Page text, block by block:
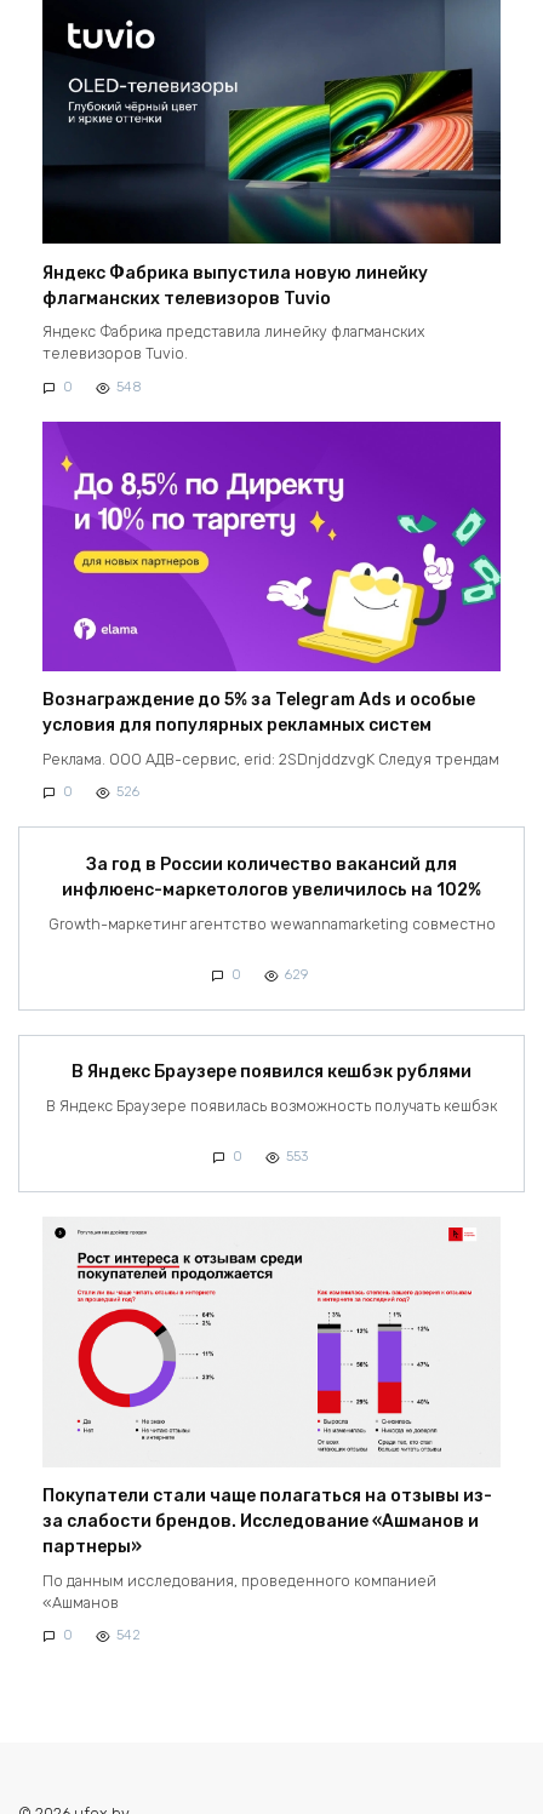
Яндекс Фабрика выпустила новую линейку
флагманских телевизоров Tuvio
Яндекс Фабрика представила линейку флагманских
телевизоров Tuvio.
0 548
Вознаграждение до 5% за Telegram Ads и особые
условия для популярных рекламных систем
Реклама. ООО АДВ-сервис, erid: 2SDnjddzvgK Следуя трендам
0 526
За год в России количество вакансий для
инфлюенс-маркетологов увеличилось на 102%
Growth-маркетинг агентство wewannamarketing совместно
0 629
В Яндекс Браузере появился кешбэк рублями
В Яндекс Браузере появилась возможность получать кешбэк
0 553
Покупатели стали чаще полагаться на отзывы из-
за слабости брендов. Исследование «Ашманов и
партнеры»
По данным исследования, проведенного компанией
«Ашманов
0 542